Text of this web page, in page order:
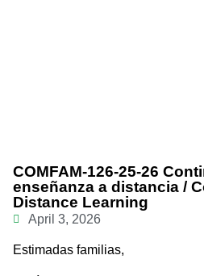
COMFAM-126-25-26
enseñanza a distancia /
Distance Learning
April 3, 2026
Estimadas familias,